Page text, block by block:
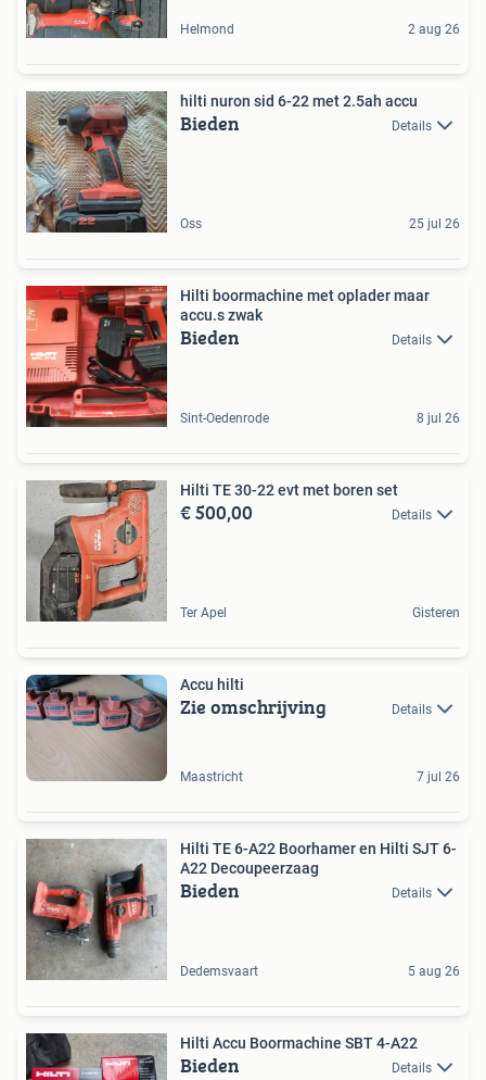
Helmond 2 aug 26
hilti nuron sid 6-22 met 2.5ah accu
Bieden Details
Oss 25 jul 26
Hilti boormachine met oplader maar
accu.s zwak
Bieden Details
Sint-Oedenrode 8 jul 26
Hilti TE 30-22 evt met boren set
€ 500,00 Details
Ter Apel Gisteren
Accu hilti
Zie omschrijving Details
Maastricht 7 jul 26
Hilti TE 6-A22 Boorhamer en Hilti SJT 6-
A22 Decoupeerzaag
Bieden Details
Dedemsvaart 5 aug 26
Hilti Accu Boormachine SBT 4-A22
Bieden Details